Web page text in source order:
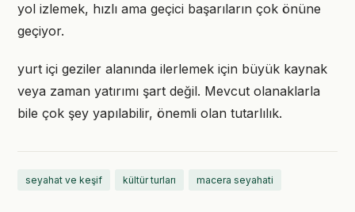
yol izlemek, hızlı ama geçici başarıların çok önüne
geçiyor.
yurt içi geziler alanında ilerlemek için büyük kaynak
veya zaman yatırımı şart değil. Mevcut olanaklarla
bile çok şey yapılabilir, önemli olan tutarlılık.
seyahat ve keşif kültür turları macera seyahati